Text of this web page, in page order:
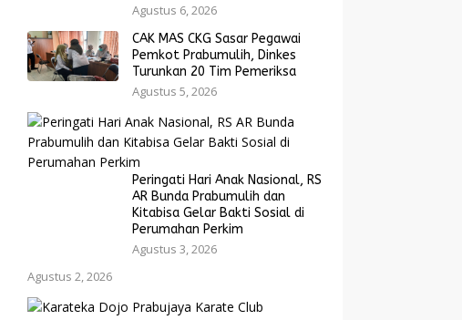
Agustus 6, 2026
CAK MAS CKG Sasar Pegawai
Pemkot Prabumulih, Dinkes
Turunkan 20 Tim Pemeriksa
Agustus 5, 2026
Peringati Hari Anak Nasional, RS
AR Bunda Prabumulih dan
Kitabisa Gelar Bakti Sosial di
Perumahan Perkim
Agustus 3, 2026
Agustus 2, 2026